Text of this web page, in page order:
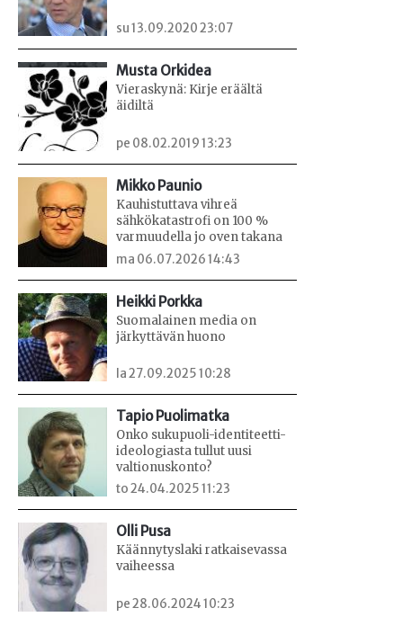
su 13.09.2020 23:07
Musta Orkidea
Vieraskynä: Kirje eräältä
äidiltä
pe 08.02.2019 13:23
Mikko Paunio
Kauhistuttava vihreä
sähkökatastrofi on 100 %
varmuudella jo oven takana
ma 06.07.2026 14:43
Heikki Porkka
Suomalainen media on
järkyttävän huono
la 27.09.2025 10:28
Tapio Puolimatka
Onko sukupuoli-identiteetti-
ideologiasta tullut uusi
valtionuskonto?
to 24.04.2025 11:23
Olli Pusa
Käännytyslaki ratkaisevassa
vaiheessa
pe 28.06.2024 10:23